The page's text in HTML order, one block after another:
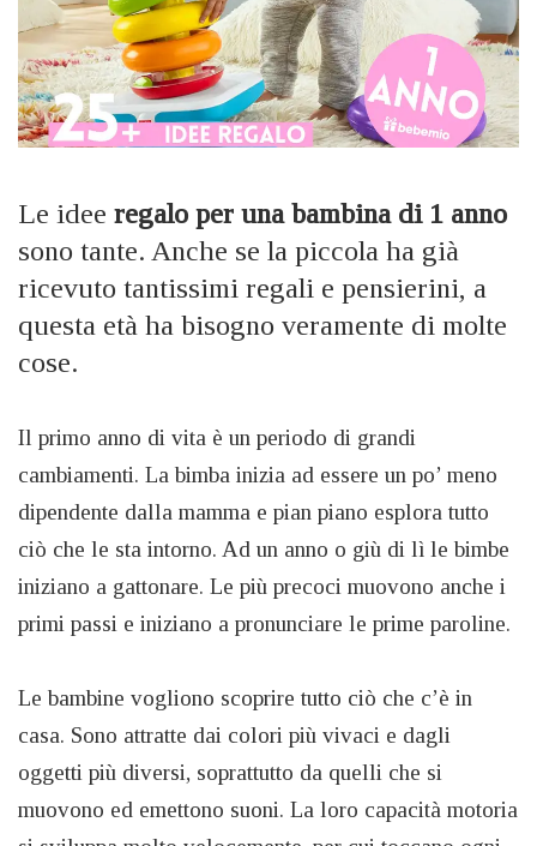
Le idee regalo per una bambina di 1 anno
sono tante. Anche se la piccola ha già
ricevuto tantissimi regali e pensierini, a
questa età ha bisogno veramente di molte
cose.
Il primo anno di vita è un periodo di grandi
cambiamenti. La bimba inizia ad essere un po’ meno
dipendente dalla mamma e pian piano esplora tutto
ciò che le sta intorno. Ad un anno o giù di lì le bimbe
iniziano a gattonare. Le più precoci muovono anche i
primi passi e iniziano a pronunciare le prime paroline.
Le bambine vogliono scoprire tutto ciò che c’è in
casa. Sono attratte dai colori più vivaci e dagli
oggetti più diversi, soprattutto da quelli che si
muovono ed emettono suoni. La loro capacità motoria